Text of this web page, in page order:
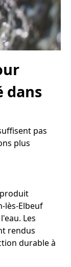
dans
pas
plus
lès-Elbeuf
Les
rendus
durable à